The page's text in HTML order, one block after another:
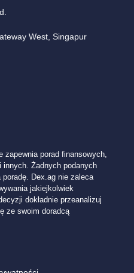
West, Singapur
zapewnia porad finansowych,
Żadnych podanych
Dex.ag nie zaleca
jakiejkolwiek
dokładnie przeanalizuj
ze swoim doradcą